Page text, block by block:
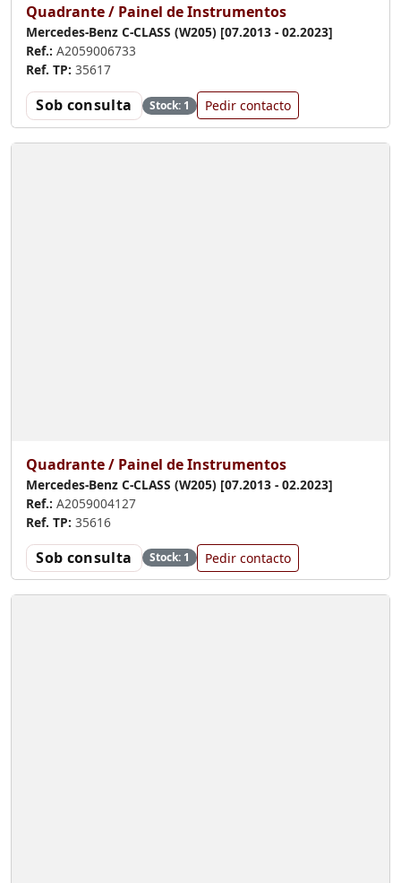
Quadrante / Painel de Instrumentos
Mercedes-Benz C-CLASS (W205) [07.2013 - 02.2023]
Ref.: A2059006733
Ref. TP: 35617
Sob consulta Stock: 1 Pedir contacto
Quadrante / Painel de Instrumentos
Mercedes-Benz C-CLASS (W205) [07.2013 - 02.2023]
Ref.: A2059004127
Ref. TP: 35616
Sob consulta Stock: 1 Pedir contacto